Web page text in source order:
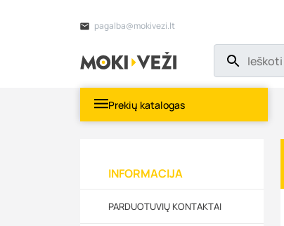
pagalba@mokivezi.lt
Prekių katalogas
INFORMACIJA
PARDUOTUVIŲ KONTAKTAI